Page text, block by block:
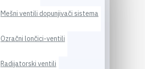
Mešni ventili dopunjivači sistema
Ozračni lončici-ventili
Radijatorski ventili